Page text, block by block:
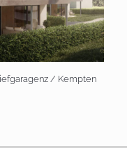
/ Kempten